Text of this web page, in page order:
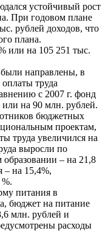
устойчивый рост
При годовом плане
рублей доходов, что
плана.
или на 105 251 тыс.
направлены, в
труда
с 2007 г. фонд
на 90 млн. рублей.
бюджетных
проектам,
труда увеличился на
выросли по
– на 21,8
– на 15,4%,
питания в
бюджет на питание
млн. рублей и
расходы